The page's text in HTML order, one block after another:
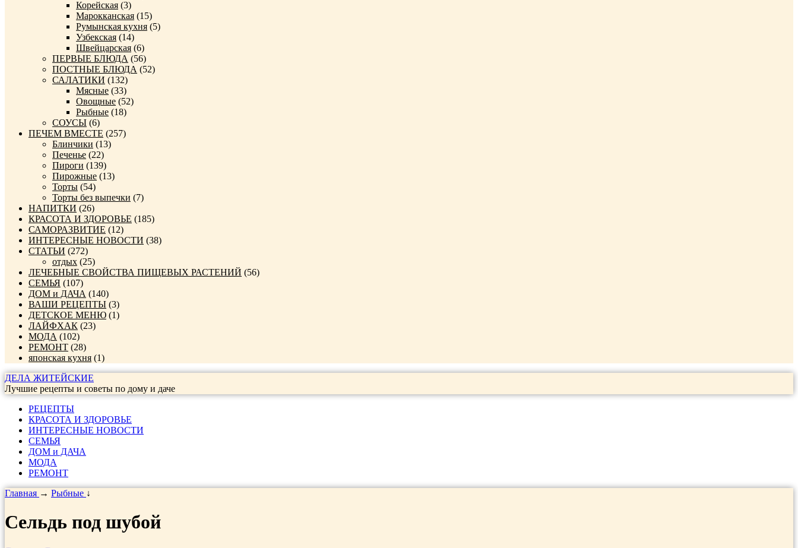
Корейская (3)
Марокканская (15)
Румынская кухня (5)
Узбекская (14)
Швейцарская (6)
ПЕРВЫЕ БЛЮДА (56)
ПОСТНЫЕ БЛЮДА (52)
САЛАТИКИ (132)
Мясные (33)
Овощные (52)
Рыбные (18)
СОУСЫ (6)
ПЕЧЕМ ВМЕСТЕ (257)
Блинчики (13)
Печенье (22)
Пироги (139)
Пирожные (13)
Торты (54)
Торты без выпечки (7)
НАПИТКИ (26)
КРАСОТА И ЗДОРОВЬЕ (185)
САМОРАЗВИТИЕ (12)
ИНТЕРЕСНЫЕ НОВОСТИ (38)
СТАТЬИ (272)
отдых (25)
ЛЕЧЕБНЫЕ СВОЙСТВА ПИЩЕВЫХ РАСТЕНИЙ (56)
СЕМЬЯ (107)
ДОМ и ДАЧА (140)
ВАШИ РЕЦЕПТЫ (3)
ДЕТСКОЕ МЕНЮ (1)
ЛАЙФХАК (23)
МОДА (102)
РЕМОНТ (28)
японская кухня (1)
ДЕЛА ЖИТЕЙСКИЕ
Лучшие рецепты и советы по дому и даче
РЕЦЕПТЫ
КРАСОТА И ЗДОРОВЬЕ
ИНТЕРЕСНЫЕ НОВОСТИ
СЕМЬЯ
ДОМ и ДАЧА
МОДА
РЕМОНТ
Главная → Рыбные ↓
Сельдь под шубой